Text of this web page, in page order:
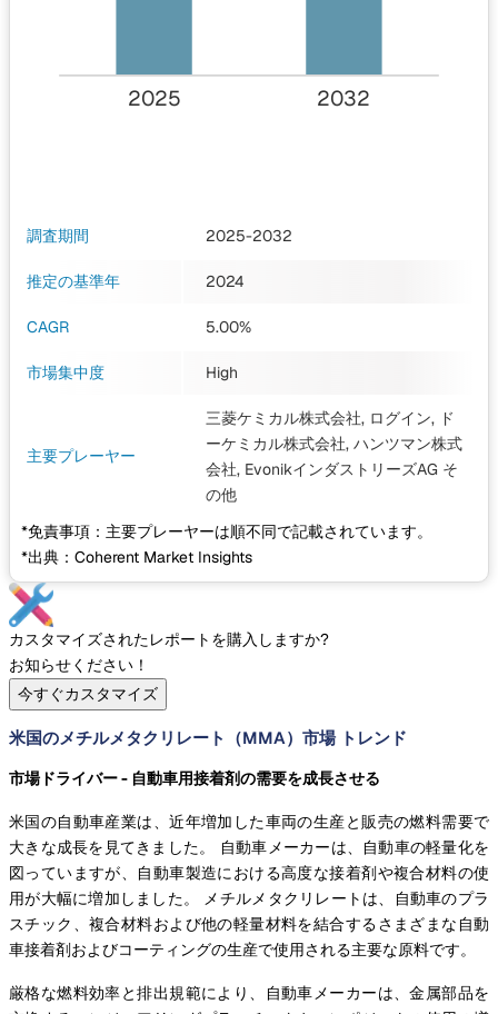
2025 2032
調査期間 2025-2032
推定の基準年 2024
CAGR 5.00%
市場集中度 High
主要プレーヤー
三菱ケミカル株式会社, ログイン, ド
ーケミカル株式会社, ハンツマン株式
会社, EvonikインダストリーズAG そ
の他
*免責事項：主要プレーヤーは順不同で記載されています。
*出典：Coherent Market Insights
カスタマイズされたレポートを購入しますか?
お知らせください！
今すぐカスタマイズ
米国のメチルメタクリレート（MMA）市場 トレンド
市場ドライバー - 自動車用接着剤の需要を成長させる
米国の自動車産業は、近年増加した車両の生産と販売の燃料需要で
大きな成長を見てきました。 自動車メーカーは、自動車の軽量化を
図っていますが、自動車製造における高度な接着剤や複合材料の使
用が大幅に増加しました。 メチルメタクリレートは、自動車のプラ
スチック、複合材料および他の軽量材料を結合するさまざまな自動
車接着剤およびコーティングの生産で使用される主要な原料です。
厳格な燃料効率と排出規範により、自動車メーカーは、金属部品を